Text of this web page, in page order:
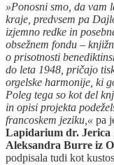
»Ponosni smo, da vam
kraje, predvsem pa
izjemno redke in
obsežnem fondu –
o prisotnosti
do leta 1948, pričajo
orgelske harmonije, ki
Poleg tega so kot del
in opisi projekta
francoskem jeziku,« pa
Lapidarium dr. Jerica
Aleksandra Burre iz
podpisala tudi kot